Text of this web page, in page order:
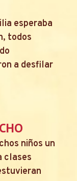
esperaba
todos
a desfilar
niños un
clases